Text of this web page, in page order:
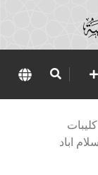
كليبات
اباد